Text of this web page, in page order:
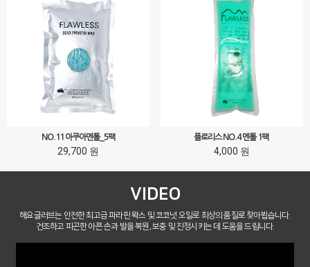
NO.11 아쿠아멘톨_5팩
29,700 원
플로리스 NO.4 멘톨 1팩
4,000 원
VIDEO
해요글러브는 안전한 최고급 파라핀 왁스 및 코코넛 오일로 최상의 품질로 찾아뵙습니다.
건조하고 피곤한 아픈 손과 발을 복원, 보충 및 진정시키는 데 도움을 드립니다.